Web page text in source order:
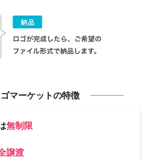
マーケットの特徴
無制限
譲渡